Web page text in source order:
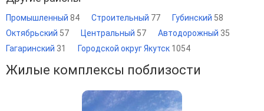
Промышленный 84 Строительный 77 Губинский 58
Октябрьский 57 Центральный 57 Автодорожный 35
Гагаринский 31 Городской округ Якутск 1054
Жилые комплексы поблизости